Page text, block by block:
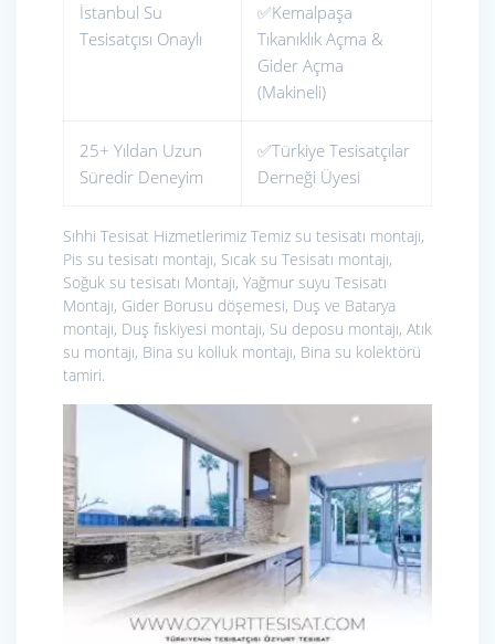
İstanbul Su
Tesisatçısı Onaylı
✅Kemalpaşa
Tıkanıklık Açma &
Gider Açma
(Makineli)
25+ Yıldan Uzun
Süredir Deneyim
✅Türkiye Tesisatçılar
Derneği Üyesi
Sıhhi Tesisat Hizmetlerimiz Temiz su tesisatı montajı,
Pis su tesisatı montajı, Sıcak su Tesisatı montajı,
Soğuk su tesisatı Montajı, Yağmur suyu Tesisatı
Montajı, Gider Borusu döşemesi, Duş ve Batarya
montajı, Duş fıskiyesi montajı, Su deposu montajı, Atık
su montajı, Bina su kolluk montajı, Bina su kolektörü
tamiri.